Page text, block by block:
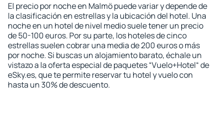
El precio por noche en Malmö puede variar y depende de
la clasificación en estrellas y la ubicación del hotel. Una
noche en un hotel de nivel medio suele tener un precio
de 50-100 euros. Por su parte, los hoteles de cinco
estrellas suelen cobrar una media de 200 euros o más
por noche. Si buscas un alojamiento barato, échale un
vistazo a la oferta especial de paquetes “Vuelo+Hotel“ de
eSky.es, que te permite reservar tu hotel y vuelo con
hasta un 30% de descuento.